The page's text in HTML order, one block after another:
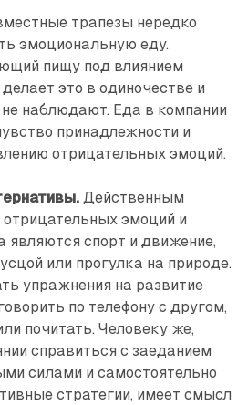
трапезы нередко
эмоциональную еду.
пищу под влиянием
это в одиночестве и
не наблюдают. Еда в компании
принадлежности и
отрицательных эмоций.
Действенным
эмоций и
являются спорт и движение,
или прогулка на природе.
упражнения на развитие
по телефону с другом,
почитать. Человеку же,
справиться с заеданием
силами и самостоятельно
стратегии, имеет смысл